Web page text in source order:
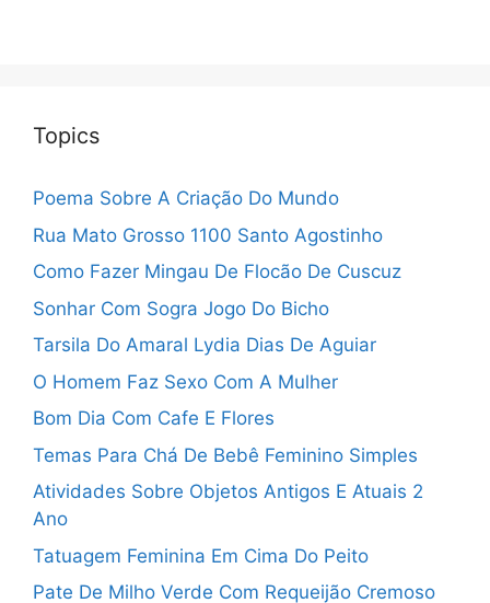
Topics
Poema Sobre A Criação Do Mundo
Rua Mato Grosso 1100 Santo Agostinho
Como Fazer Mingau De Flocão De Cuscuz
Sonhar Com Sogra Jogo Do Bicho
Tarsila Do Amaral Lydia Dias De Aguiar
O Homem Faz Sexo Com A Mulher
Bom Dia Com Cafe E Flores
Temas Para Chá De Bebê Feminino Simples
Atividades Sobre Objetos Antigos E Atuais 2
Ano
Tatuagem Feminina Em Cima Do Peito
Pate De Milho Verde Com Requeijão Cremoso